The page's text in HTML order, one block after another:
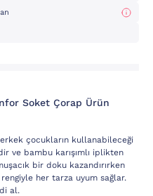
Soket Çorap Ürün
çocukların kullanabileceği
ve bambu karışımlı iplikten
bir doku kazandırırken
her tarza uyum sağlar.
al.